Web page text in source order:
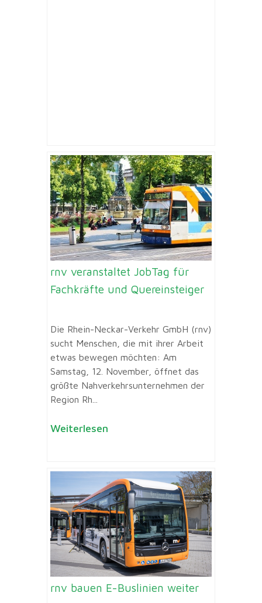
rnv veranstaltet JobTag für
Fachkräfte und Quereinsteiger
Die Rhein-Neckar-Verkehr GmbH (rnv)
sucht Menschen, die mit ihrer Arbeit
etwas bewegen möchten: Am
Samstag, 12. November, öffnet das
größte Nahverkehrsunternehmen der
Region Rh...
Weiterlesen
rnv bauen E-Buslinien weiter